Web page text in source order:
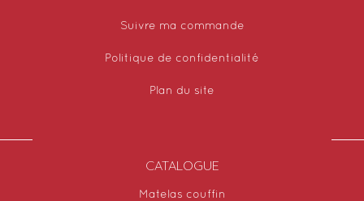
Suivre ma commande
Politique de confidentialité
Plan du site
CATALOGUE
Matelas couffin